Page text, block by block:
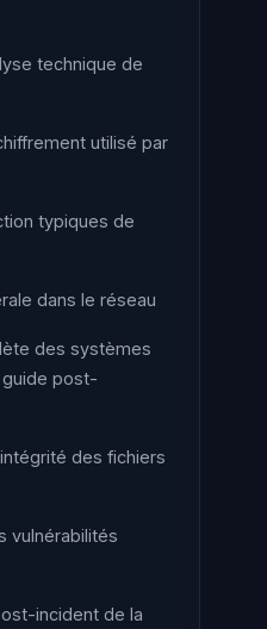
technique de
utilisé par
typiques de
dans le réseau
des systèmes
guide post-
des fichiers
vulnérabilités
incident de la